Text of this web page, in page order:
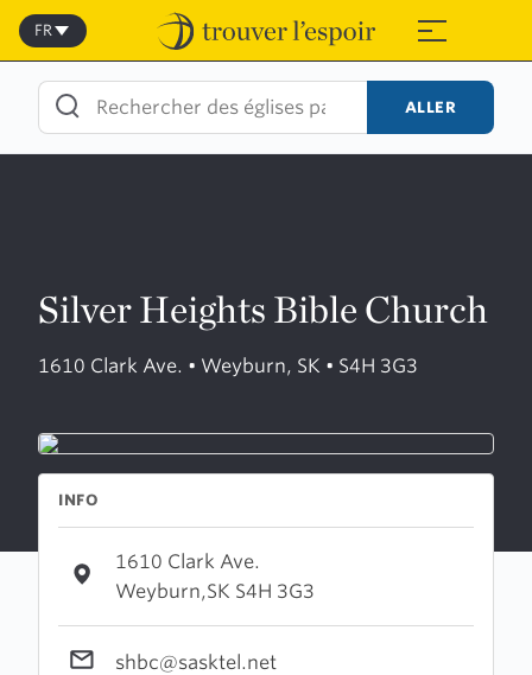
Skip
content
≡
FR
ALLER
Silver Heights Bible Church
1610 Clark Ave. • Weyburn, SK • S4H 3G3
INFO
1610 Clark Ave.
Weyburn,SK S4H 3G3
shbc@sasktel.net